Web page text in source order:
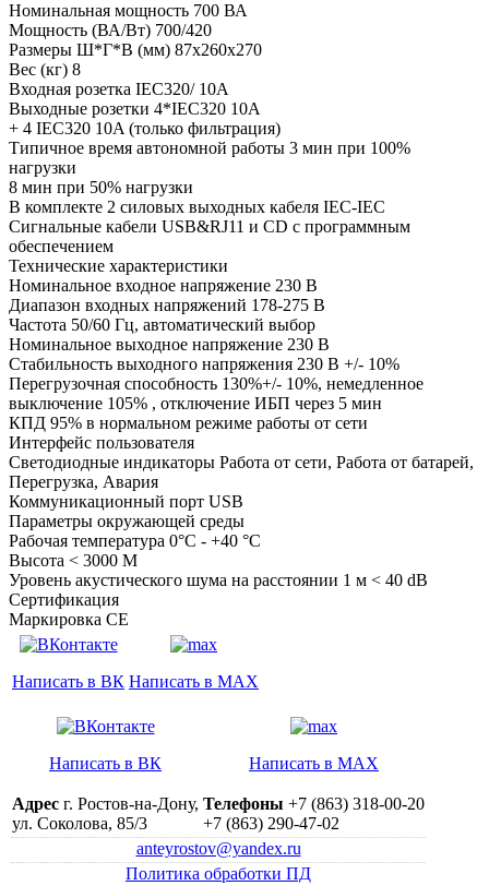
Номинальная мощность 700 ВА
Мощность (ВА/Вт) 700/420
Размеры Ш*Г*В (мм) 87x260x270
Вес (кг) 8
Входная розетка IEC320/ 10A
Выходные розетки 4*IEC320 10A
+ 4 IEC320 10A (только фильтрация)
Типичное время автономной работы 3 мин при 100%
нагрузки
8 мин при 50% нагрузки
В комплекте 2 силовых выходных кабеля IEC-IEC
Сигнальные кабели USB&RJ11 и CD с программным
обеспечением
Технические характеристики
Номинальное входное напряжение 230 В
Диапазон входных напряжений 178-275 В
Частота 50/60 Гц, автоматический выбор
Номинальное выходное напряжение 230 В
Стабильность выходного напряжения 230 В +/- 10%
Перегрузочная способность 130%+/- 10%, немедленное
выключение 105% , отключение ИБП через 5 мин
КПД 95% в нормальном режиме работы от сети
Интерфейс пользователя
Светодиодные индикаторы Работа от сети, Работа от батарей,
Перегрузка, Авария
Коммуникационный порт USB
Параметры окружающей среды
Рабочая температура 0°C - +40 °C
Высота < 3000 M
Уровень акустического шума на расстоянии 1 м < 40 dB
Сертификация
Маркировка CE
Написать в ВК Написать в MAX
Написать в ВК Написать в MAX
Адрес г. Ростов-на-Дону,
ул. Соколова, 85/3
Телефоны +7 (863) 318-00-20
+7 (863) 290-47-02
anteyrostov@yandex.ru
Политика обработки ПД